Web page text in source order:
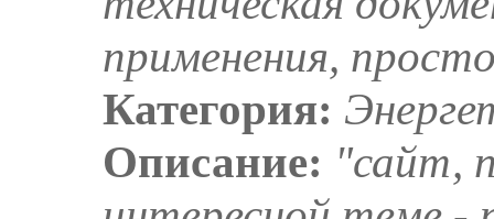
применения,
Категория:
Описание: "сайт,